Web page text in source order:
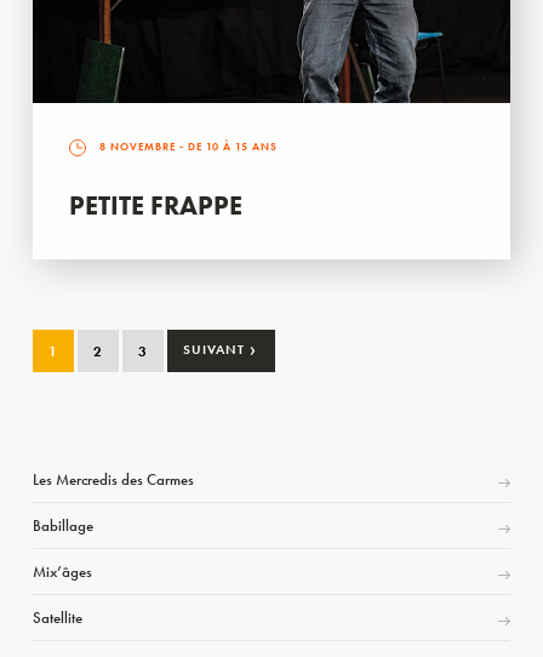
8 NOVEMBRE - DE 10 À 15 ANS
PETITE FRAPPE
1 2 3 SUIVANT ›
Les Mercredis des Carmes
Babillage
Mix’âges
Satellite